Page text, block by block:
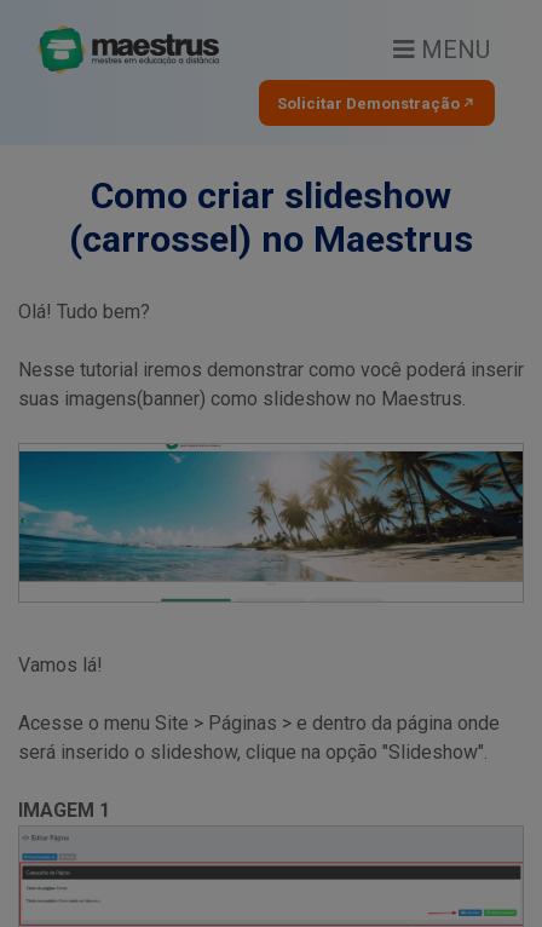
MENU
Solicitar Demonstração
Como criar slideshow
(carrossel) no Maestrus
Olá! Tudo bem?
Nesse tutorial iremos demonstrar como você poderá inserir
suas imagens(banner) como slideshow no Maestrus.
Vamos lá!
Acesse o menu Site > Páginas > e dentro da página onde
será inserido o slideshow, clique na opção "Slideshow".
IMAGEM 1